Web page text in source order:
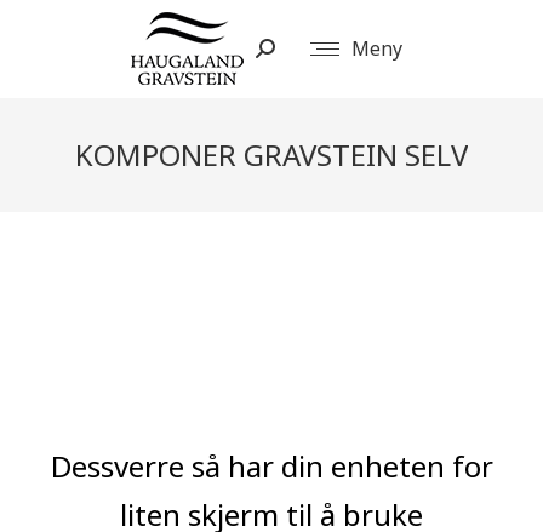
Meny
Search:
KOMPONER GRAVSTEIN SELV
Dessverre så har din enheten for
liten skjerm til å bruke